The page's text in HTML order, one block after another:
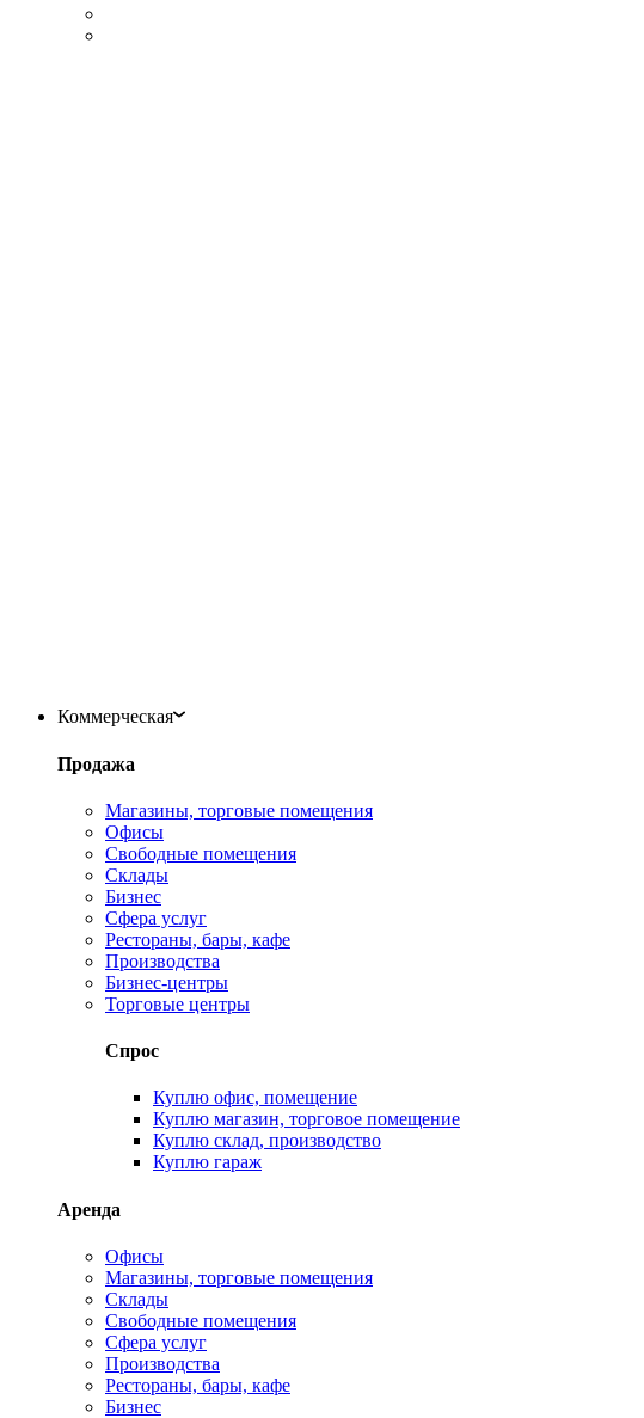
Коммерческая
Продажа
Магазины, торговые помещения
Офисы
Свободные помещения
Склады
Бизнес
Сфера услуг
Рестораны, бары, кафе
Производства
Бизнес-центры
Торговые центры
Спрос
Куплю офис, помещение
Куплю магазин, торговое помещение
Куплю склад, производство
Куплю гараж
Аренда
Офисы
Магазины, торговые помещения
Склады
Свободные помещения
Сфера услуг
Производства
Рестораны, бары, кафе
Бизнес